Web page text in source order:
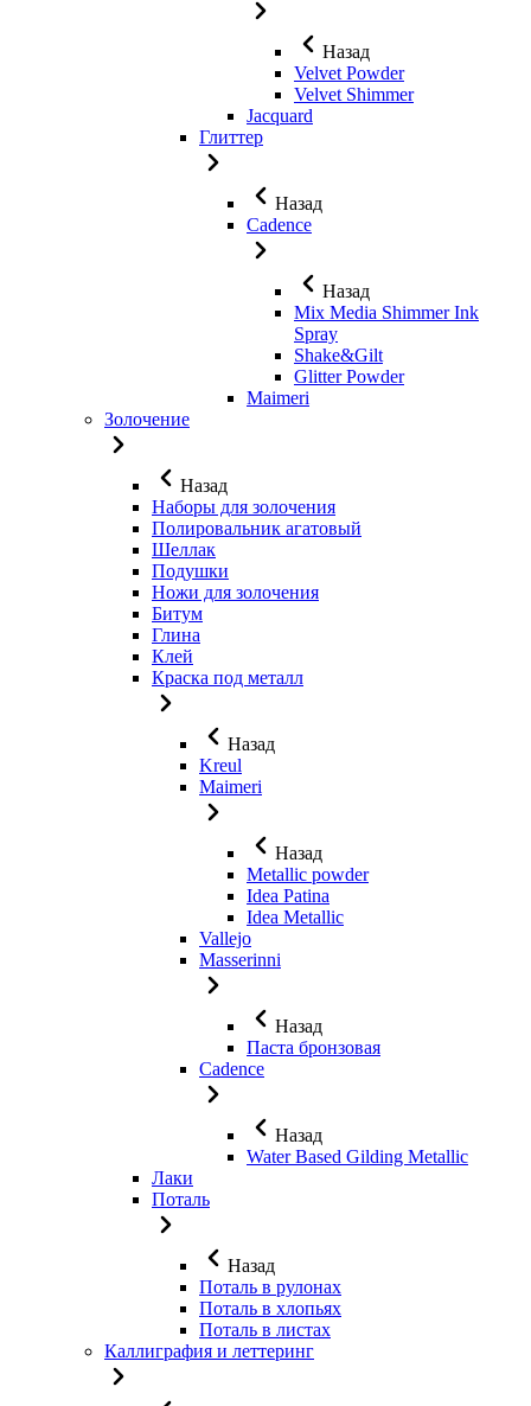
Назад
Velvet Powder
Velvet Shimmer
Jaсquard
Глиттер
Назад
Cadence
Назад
Mix Media Shimmer Ink
Spray
Shake&Gilt
Glitter Powder
Maimeri
Золочение
Назад
Наборы для золочения
Полировальник агатовый
Шеллак
Подушки
Ножи для золочения
Битум
Глина
Клей
Краска под металл
Назад
Kreul
Maimeri
Назад
Metallic powder
Idea Patina
Idea Metallic
Vallejo
Masserinni
Назад
Паста бронзовая
Cadence
Назад
Water Based Gilding Metallic
Лаки
Поталь
Назад
Поталь в рулонах
Поталь в хлопьях
Поталь в листах
Каллиграфия и леттеринг